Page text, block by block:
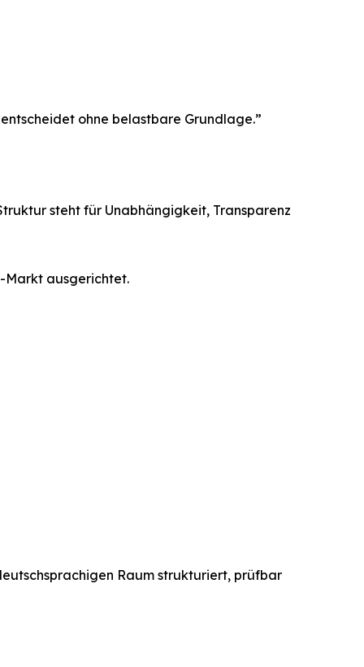
ohne belastbare Grundlage.”
steht für Unabhängigkeit, Transparenz
Markt ausgerichtet.
Raum strukturiert, prüfbar